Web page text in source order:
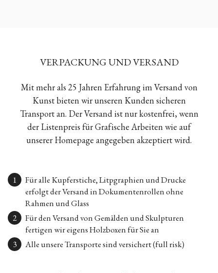
VERPACKUNG UND VERSAND
Mit mehr als 25 Jahren Erfahrung im Versand von
Kunst bieten wir unseren Kunden sicheren
Transport an. Der Versand ist nur kostenfrei, wenn
der Listenpreis für Grafische Arbeiten wie auf
unserer Homepage angegeben akzeptiert wird.
Für alle Kupferstiche, Litpgraphien und Drucke
erfolgt der Versand in Dokumentenrollen ohne
Rahmen und Glass
Für den Versand von Gemälden und Skulpturen
fertigen wir eigens Holzboxen für Sie an
Alle unsere Transporte sind versichert (full risk)